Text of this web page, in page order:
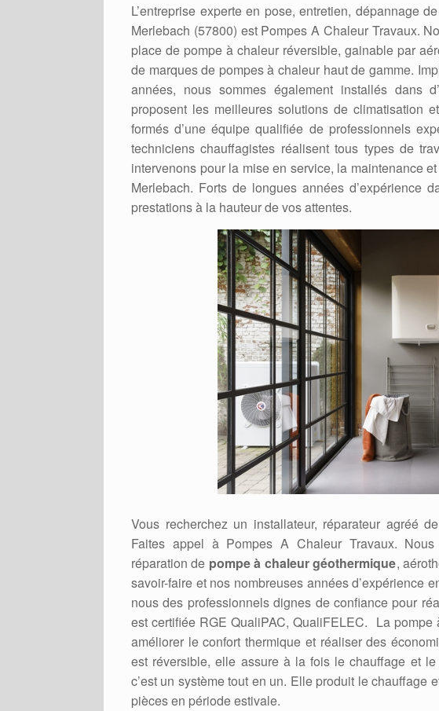
L’entreprise experte en pose, entretien, dépannage de
Merlebach (57800) est Pompes A Chaleur Travaux.
place de pompe à chaleur réversible, gainable par
de marques de pompes à chaleur haut de gamme.
années, nous sommes également installés dans
proposent les meilleures solutions de climatisation
formés d’une équipe qualifiée de professionnels
techniciens chauffagistes réalisent tous types de
intervenons pour la mise en service, la maintenance
Merlebach. Forts de longues années d’expérience
prestations à la hauteur de vos attentes.
Vous recherchez un installateur, réparateur agréé
Faites appel à Pompes A Chaleur Travaux.
réparation de pompe à chaleur géothermique,
savoir-faire et nos nombreuses années d’expérience
nous des professionnels dignes de confiance pour
est certifiée RGE QualiPAC, QualiFELEC. La
améliorer le confort thermique et réaliser des
est réversible, elle assure à la fois le chauffage et
c’est un système tout en un. Elle produit le chauffage
pièces en période estivale.